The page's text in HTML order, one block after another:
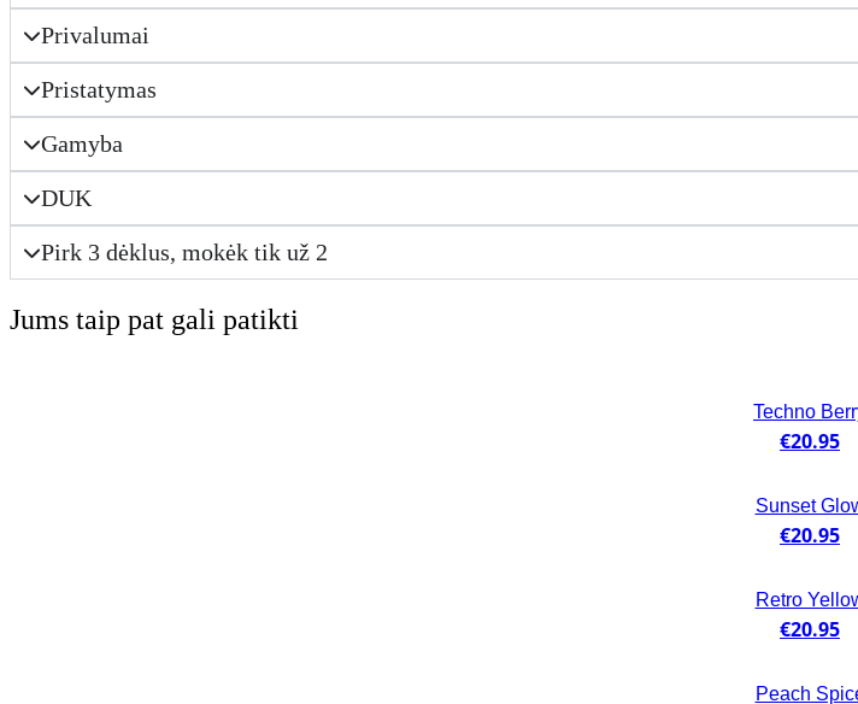
Privalumai
Pristatymas
Gamyba
DUK
Pirk 3 dėklus, mokėk tik už 2
Jums taip pat gali patikti
Techno
€20.95
Sunset
€20.95
Retro
€20.95
Peach